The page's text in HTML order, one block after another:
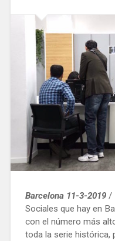
Barcelona 11-3-2019/
Sociales que hay en
con el número más
toda la serie histórica,